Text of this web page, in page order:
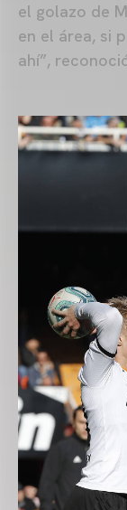
el golazo de
en el área, si
ahí”,